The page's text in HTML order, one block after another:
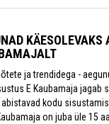
KÄESOLEVAKS
ja trendidega -
E Kaubamaja jagab
kodu
on juba üle 15